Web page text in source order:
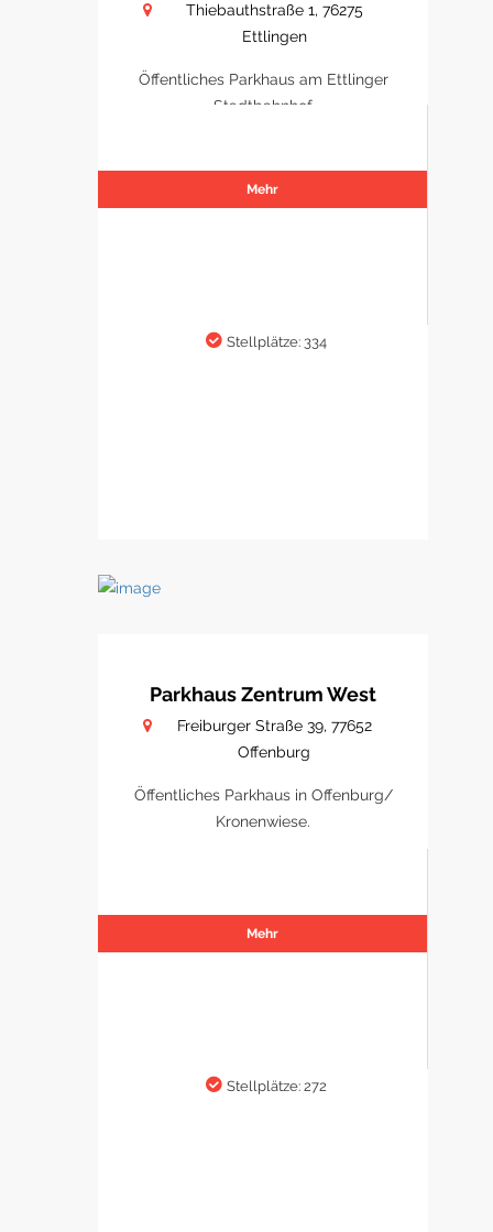
Thiebauthstraße 1, 76275
Ettlingen
Öffentliches Parkhaus am Ettlinger
Stadtbahnhof
Mehr
Stellplätze: 334
Parkhaus Zentrum West
Freiburger Straße 39, 77652
Offenburg
Öffentliches Parkhaus in Offenburg/
Kronenwiese.
Mehr
Stellplätze: 272